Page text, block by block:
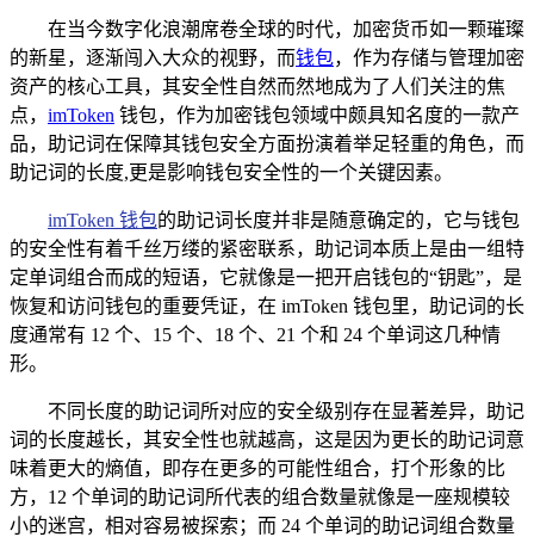
在当今数字化浪潮席卷全球的时代，加密货币如一颗璀璨
的新星，逐渐闯入大众的视野，而钱包，作为存储与管理加密
资产的核心工具，其安全性自然而然地成为了人们关注的焦
点， imToken 钱包，作为加密钱包领域中颇具知名度的一款产
品，助记词在保障其钱包安全方面扮演着举足轻重的角色，而
助记词的长度,更是影响钱包安全性的一个关键因素。
imToken 钱包的助记词长度并非是随意确定的，它与钱包
的安全性有着千丝万缕的紧密联系，助记词本质上是由一组特
定单词组合而成的短语，它就像是一把开启钱包的“钥匙”，是
恢复和访问钱包的重要凭证，在 imToken 钱包里，助记词的长
度通常有 12 个、15 个、18 个、21 个和 24 个单词这几种情
形。
不同长度的助记词所对应的安全级别存在显著差异，助记
词的长度越长，其安全性也就越高，这是因为更长的助记词意
味着更大的熵值，即存在更多的可能性组合，打个形象的比
方，12 个单词的助记词所代表的组合数量就像是一座规模较
小的迷宫，相对容易被探索；而 24 个单词的助记词组合数量